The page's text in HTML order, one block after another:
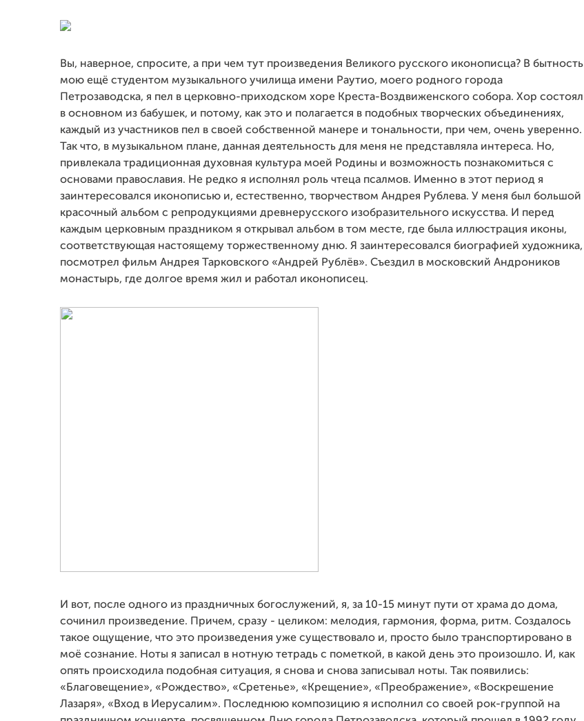
Вы, наверное, спросите, а при чем тут произведения Великого русского иконописца? В бытность
мою ещё студентом музыкального училища имени Раутио, моего родного города
Петрозаводска, я пел в церковно-приходском хоре Креста-Воздвиженского собора. Хор состоял
в основном из бабушек, и потому, как это и полагается в подобных творческих объединениях,
каждый из участников пел в своей собственной манере и тональности, при чем, очень уверенно.
Так что, в музыкальном плане, данная деятельность для меня не представляла интереса. Но,
привлекала традиционная духовная культура моей Родины и возможность познакомиться с
основами православия. Не редко я исполнял роль чтеца псалмов. Именно в этот период я
заинтересовался иконописью и, естественно, творчеством Андрея Рублева. У меня был большой
красочный альбом с репродукциями древнерусского изобразительного искусства. И перед
каждым церковным праздником я открывал альбом в том месте, где была иллюстрация иконы,
соответствующая настоящему торжественному дню. Я заинтересовался биографией художника,
посмотрел фильм Андрея Тарковского «Андрей Рублёв». Съездил в московский Андроников
монастырь, где долгое время жил и работал иконописец.
И вот, после одного из праздничных богослужений, я, за 10-15 минут пути от храма до дома,
сочинил произведение. Причем, сразу - целиком: мелодия, гармония, форма, ритм. Создалось
такое ощущение, что это произведения уже существовало и, просто было транспортировано в
моё сознание. Ноты я записал в нотную тетрадь с пометкой, в какой день это произошло. И, как
опять происходила подобная ситуация, я снова и снова записывал ноты. Так появились:
«Благовещение», «Рождество», «Сретенье», «Крещение», «Преображение», «Воскрешение
Лазаря», «Вход в Иерусалим». Последнюю композицию я исполнил со своей рок-группой на